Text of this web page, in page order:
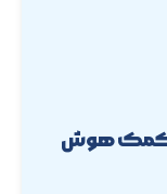
با کمک هوش